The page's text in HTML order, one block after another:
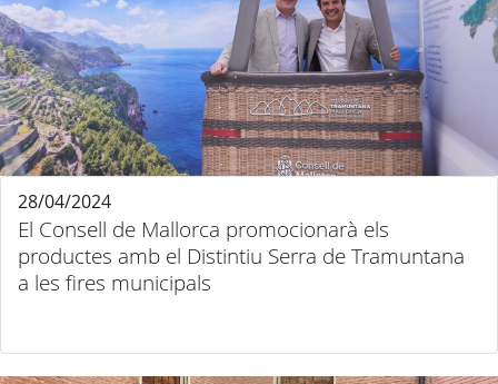
El Consell de Mallorca promocionarà els
productes amb el Distintiu Serra de Tramuntana
a les fires municipals
28/04/2024